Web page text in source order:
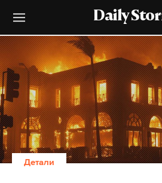
Daily
Детали